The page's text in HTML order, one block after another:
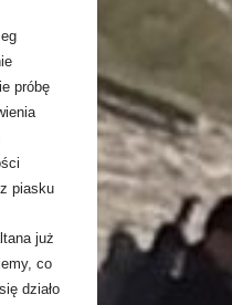
próbę
piasku
już
co
działo